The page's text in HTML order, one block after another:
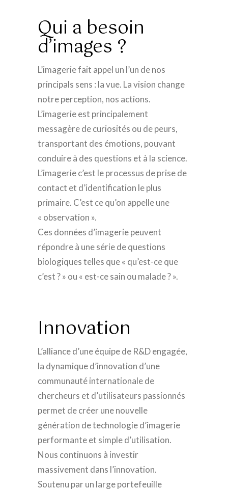
Qui a besoin
d’images ?
L’imagerie fait appel un l’un de nos
principals sens : la vue. La vision change
notre perception, nos actions.
L’imagerie est principalement
messagère de curiosités ou de peurs,
transportant des émotions, pouvant
conduire à des questions et à la science.
L’imagerie c’est le processus de prise de
contact et d’identification le plus
primaire. C’est ce qu’on appelle une
« observation ».
Ces données d’imagerie peuvent
répondre à une série de questions
biologiques telles que « qu’est-ce que
c’est ? » ou « est-ce sain ou malade ? ».
Innovation
L’alliance d’une équipe de R&D engagée,
la dynamique d’innovation d’une
communauté internationale de
chercheurs et d’utilisateurs passionnés
permet de créer une nouvelle
génération de technologie d’imagerie
performante et simple d’utilisation.
Nous continuons à investir
massivement dans l’innovation.
Soutenu par un large portefeuille